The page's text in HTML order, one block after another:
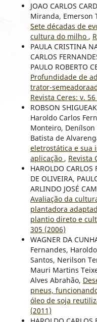
JOAO CARLOS
Miranda, Emerson
Sete décadas de
cultura do milho ,
PAULA CRISTINA
CARLOS
PAULO ROBERTO
Profundidade de
trator-
Revista Ceres: v.
ROBSON
Haroldo Carlos
Monteiro,
Batista de
eletrostática e sua
aplicação , Revista
HAROLDO
DE OLIVEIRA,
ARLINDO JOSÉ
Avaliação da
plantadora
plantio direto e
305 (2006)
WAGNER DA
Fernandes,
Santos, Nerilson
Mauri Martins
Alves Abrahão,
pneus,
óleo de soja
(2011)